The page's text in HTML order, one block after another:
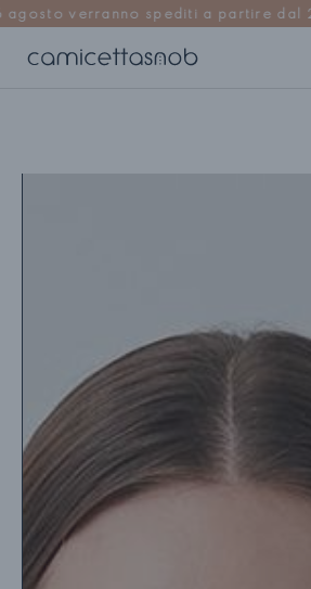
a partire dal 24 agosto | Reso entro